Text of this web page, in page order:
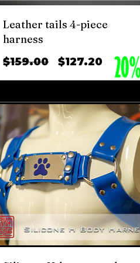
Leather tails 4-piece
harness
$159.00
ราคา
$127.20ราคา
ขาย